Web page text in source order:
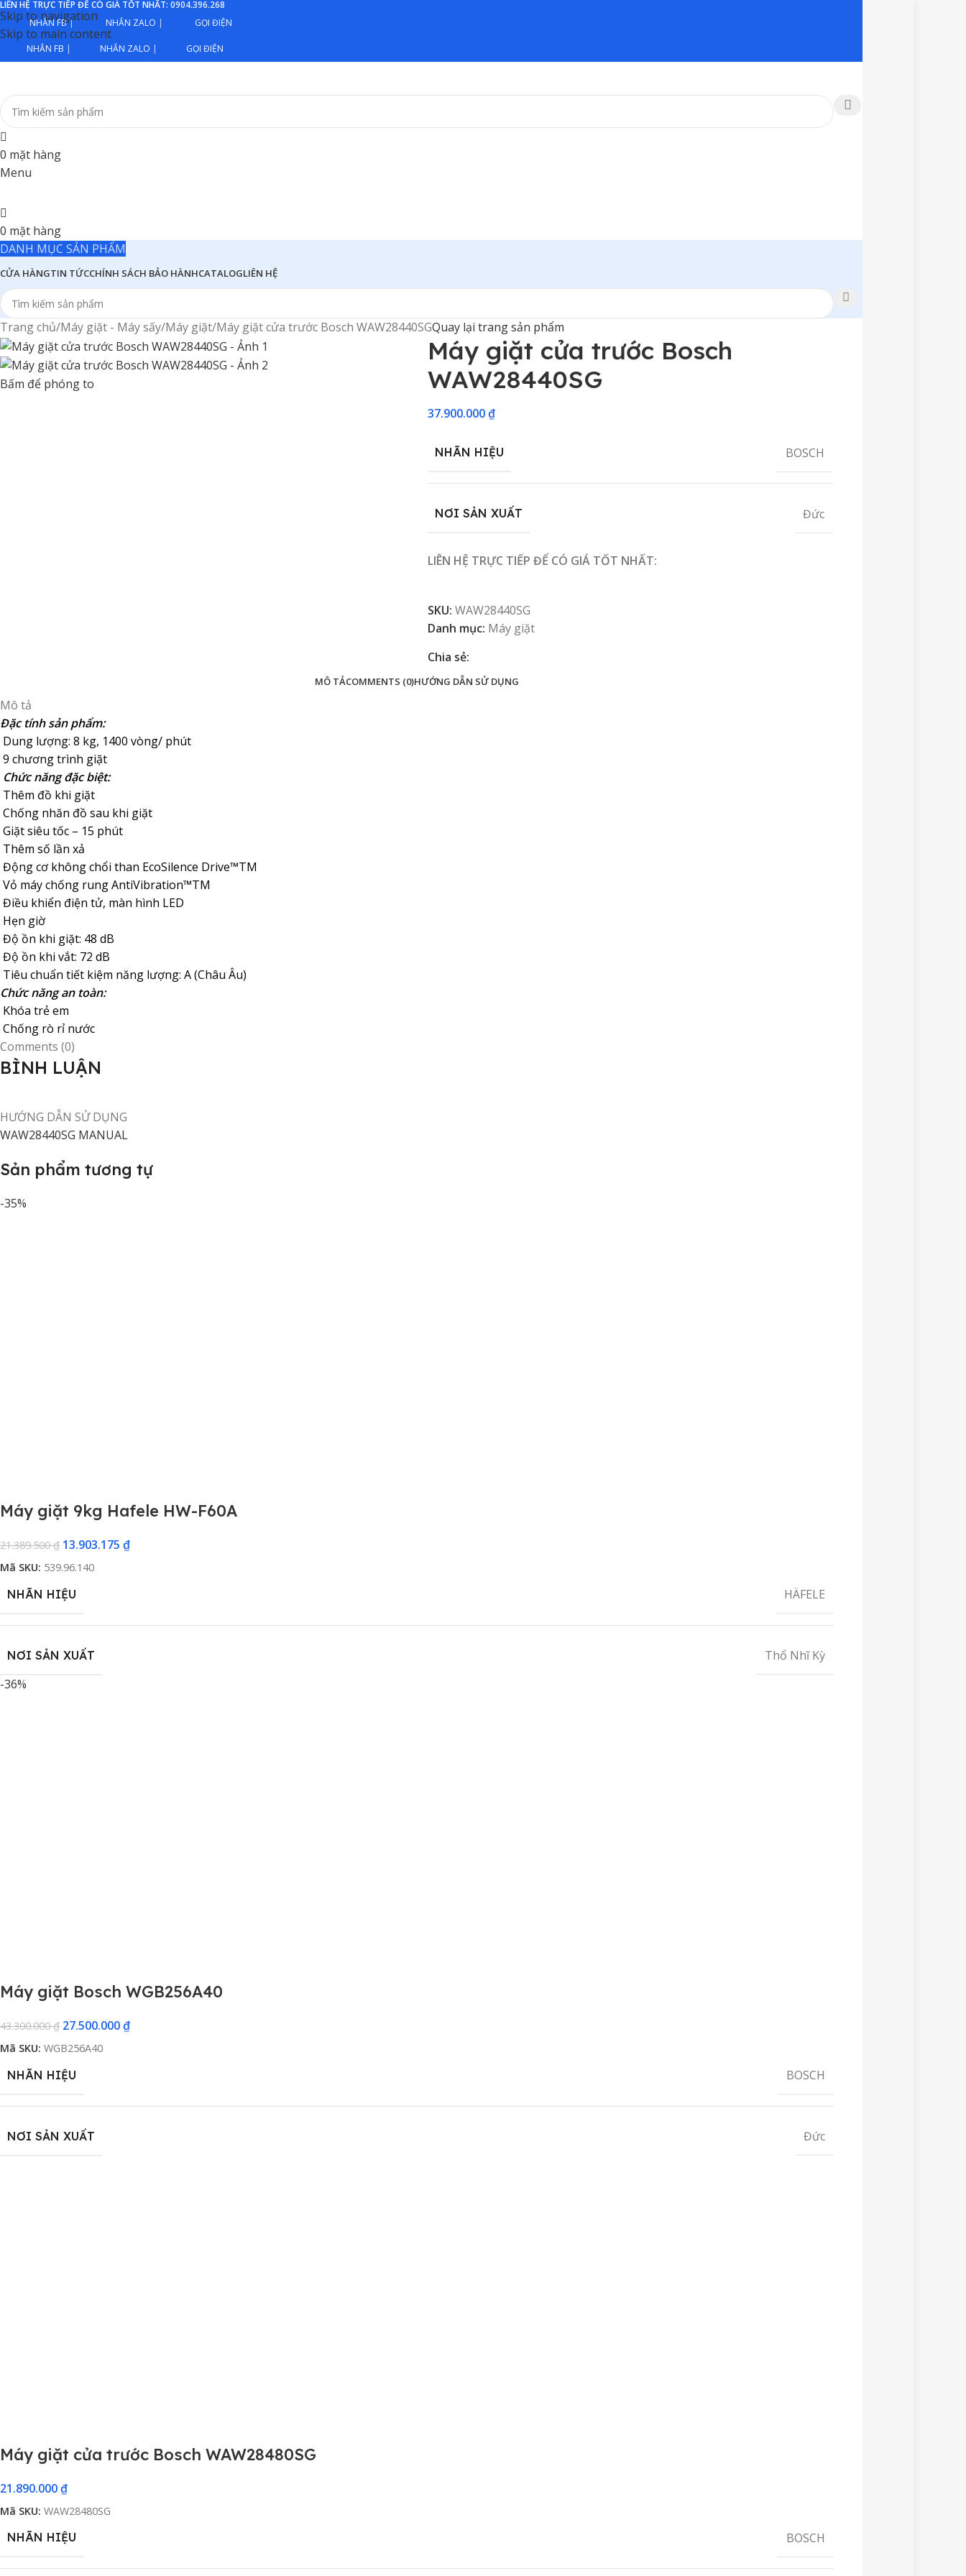
Skip to navigation
Skip to main content
LIÊN HỆ TRỰC TIẾP ĐỂ CÓ GIÁ TỐT NHẤT: 0904.396.268
NHẮN FB| NHẮN ZALO | GỌI ĐIỆN
NHẮN FB | NHẮN ZALO | GỌI ĐIỆN
0 mặt hàng
Menu
0 mặt hàng
DANH MỤC SẢN PHẨM
CỬA HÀNGTIN TỨCCHÍNH SÁCH BẢO HÀNHCATALOGLIÊN HỆ
Trang chủ Máy giặt - Máy sấy Máy giặt Máy giặt cửa trước Bosch WAW28440SGQuay lại trang sản phẩm
Bấm để phóng to
Máy giặt cửa trước Bosch
WAW28440SG
37.900.000₫
NHÃN HIỆU BOSCH
NƠI SẢN XUẤT Đức
LIÊN HỆ TRỰC TIẾP ĐỂ CÓ GIÁ TỐT NHẤT:
SKU: WAW28440SG
Danh mục: Máy giặt
Chia sẻ:
MÔ TẢCOMMENTS (0)HƯỚNG DẪN SỬ DỤNG
Mô tả
Đặc tính sản phẩm:
Dung lượng: 8 kg, 1400 vòng/ phút
9 chương trình giặt
Chức năng đặc biệt:
Thêm đồ khi giặt
Chống nhăn đồ sau khi giặt
Giặt siêu tốc – 15 phút
Thêm số lần xả
Động cơ không chổi than EcoSilence Drive™TM
Vỏ máy chống rung AntiVibration™TM
Điều khiển điện tử, màn hình LED
Hẹn giờ
Độ ồn khi giặt: 48 dB
Độ ồn khi vắt: 72 dB
Tiêu chuẩn tiết kiệm năng lượng: A (Châu Âu)
Chức năng an toàn:
Khóa trẻ em
Chống rò rỉ nước
Comments (0)
BÌNH LUẬN
HƯỚNG DẪN SỬ DỤNG
​WAW28440SG MANUAL
Sản phẩm tương tự
-35%
Máy giặt 9kg Hafele HW-F60A
21.389.500₫ 13.903.175 ₫
Mã SKU: 539.96.140
NHÃN HIỆU HÄFELE
NƠI SẢN XUẤT
Thổ Nhĩ Kỳ
-36%
Máy giặt Bosch WGB256A40
43.300.000₫ 27.500.000₫
Mã SKU: WGB256A40
NHÃN HIỆU BOSCH
NƠI SẢN XUẤT Đức
Máy giặt cửa trước Bosch WAW28480SG
21.890.000₫
Mã SKU: WAW28480SG
NHÃN HIỆU BOSCH